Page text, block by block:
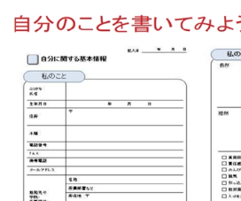
ンデ
ィン
グノ
ート
「書
き方
と考
え